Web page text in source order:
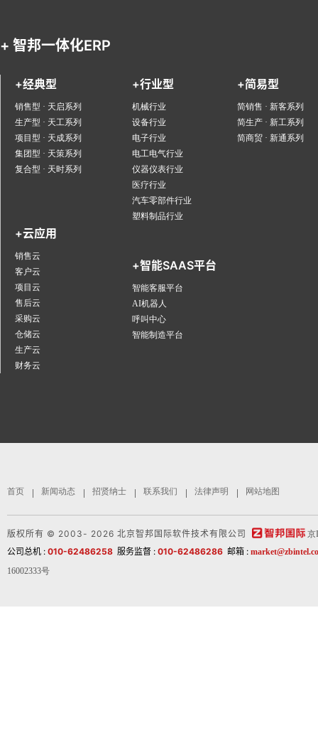
+ 智邦一体化ERP
+经典型
销售型 · 天启系列
生产型 · 天工系列
项目型 · 天成系列
集团型 · 天策系列
复合型 · 天时系列
+云应用
销售云
客户云
项目云
售后云
采购云
仓储云
生产云
财务云
+行业型
机械行业
设备行业
电子行业
电工电气行业
仪器仪表行业
医疗行业
汽车零部件行业
塑料制品行业
+智能SAAS平台
智能客服平台
AI机器人
呼叫中心
智能制造平台
+简易型
简销售 · 新客系列
简生产 · 新工系列
简商贸 · 新通系列
首页 新闻动态 招贤纳士 联系我们 法律声明 网站地图
版权所有 © 2003- 2026 北京智邦国际软件技术有限公司 京
16002333号
公司总机 : 010-62486258 服务监督 : 010-62486286 邮箱 :